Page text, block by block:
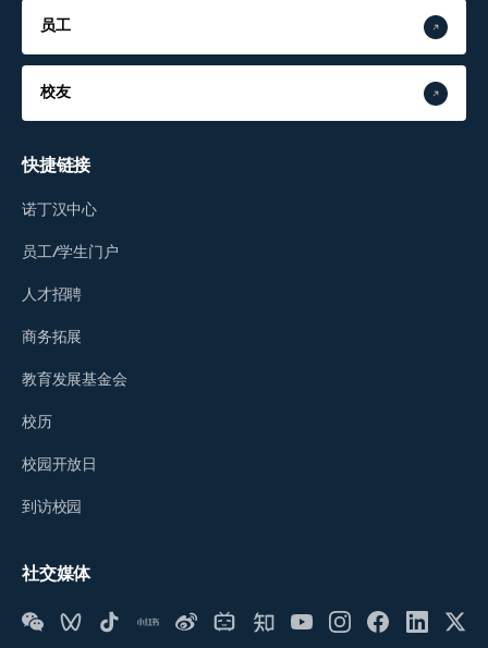
员工
校友
快捷链接
诺丁汉中心
员工/学生门户
人才招聘
商务拓展
教育发展基金会
校历
校园开放日
到访校园
社交媒体